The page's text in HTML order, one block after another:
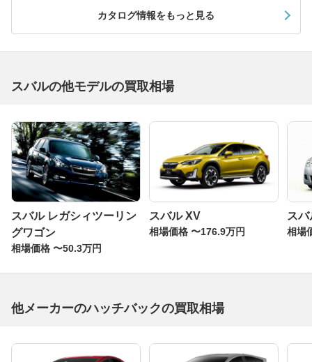
カタログ情報をもっと見る
スバルの他モデルの買取相場
スバル レガシィツーリン
グワゴン
相場価格 〜50.3万円
スバル XV
相場価格 〜176.9万円
ス
相場
他メーカーのハッチバックの買取相場